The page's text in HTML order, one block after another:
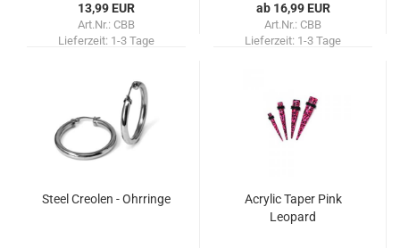
13,99 EUR
Art.Nr.: CBB
Lieferzeit: 1-3 Tage
ab 16,99 EUR
Art.Nr.: CBB
Lieferzeit: 1-3 Tage
Steel Creolen - Ohrringe
Acrylic Taper Pink
Leopard